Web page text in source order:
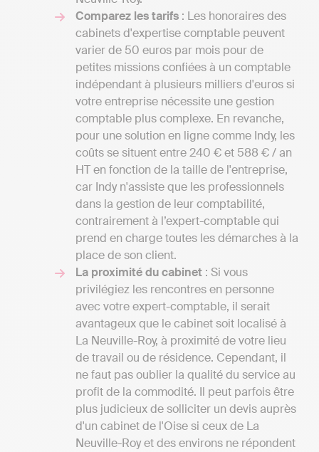
Comparez les tarifs : Les honoraires des
cabinets d'expertise comptable peuvent
varier de 50 euros par mois pour de
petites missions confiées à un comptable
indépendant à plusieurs milliers d'euros si
votre entreprise nécessite une gestion
comptable plus complexe. En revanche,
pour une solution en ligne comme Indy, les
coûts se situent entre 240 € et 588 € / an
HT en fonction de la taille de l'entreprise,
car Indy n'assiste que les professionnels
dans la gestion de leur comptabilité,
contrairement à l’expert-comptable qui
prend en charge toutes les démarches à la
place de son client.
La proximité du cabinet : Si vous
privilégiez les rencontres en personne
avec votre expert-comptable, il serait
avantageux que le cabinet soit localisé à
La Neuville-Roy, à proximité de votre lieu
de travail ou de résidence. Cependant, il
ne faut pas oublier la qualité du service au
profit de la commodité. Il peut parfois être
plus judicieux de solliciter un devis auprès
d'un cabinet de l'Oise si ceux de La
Neuville-Roy et des environs ne répondent